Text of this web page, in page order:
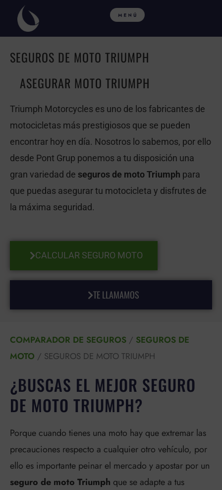
contenido
SEGUROS DE MOTO TRIUMPH
ASEGURAR MOTO TRIUMPH
Triumph Motorcycles es uno de los fabricantes de
motocicletas más prestigiosos que se pueden
encontrar hoy en día. Nosotros lo sabemos, por ello
desde Pont Grup ponemos a tu disposición una
gran variedad de seguros de moto Triumph para
que puedas asegurar tu motocicleta y disfrutes de
la máxima seguridad.
CALCULAR SEGURO MOTO
TE LLAMAMOS
COMPARADOR DE SEGUROS / SEGUROS DE
MOTO / SEGUROS DE MOTO TRIUMPH
¿BUSCAS EL MEJOR SEGURO
DE MOTO TRIUMPH?
Porque cuando tienes una moto hay que extremar las
precauciones respecto a cualquier otro vehículo, por
ello es importante peinar el mercado y apostar por un
seguro de moto Triumph que se adapte a tus